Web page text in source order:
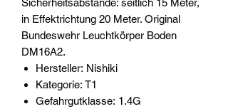
Sicherheitsabstände: seitlich 15 Meter,
in Effektrichtung 20 Meter. Original
Bundeswehr Leuchtkörper Boden
DM16A2.
Hersteller: Nishiki
Kategorie: T1
Gefahrgutklasse: 1.4G